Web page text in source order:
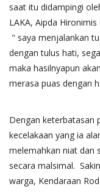
saat itu didampingi
LAKA, Aipda
" saya menjalankan
dengan tulus hati,
maka hasilnyapun
merasa puas dengan
Dengan keterbatasan
kecelakaan yang ia
melemahkan niat dan
secara malsimal.
warga, Kendaraan